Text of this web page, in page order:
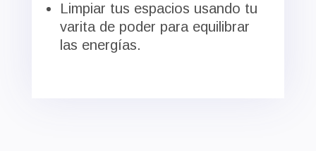
Limpiar tus espacios usando tu
varita de poder para equilibrar
las energías.